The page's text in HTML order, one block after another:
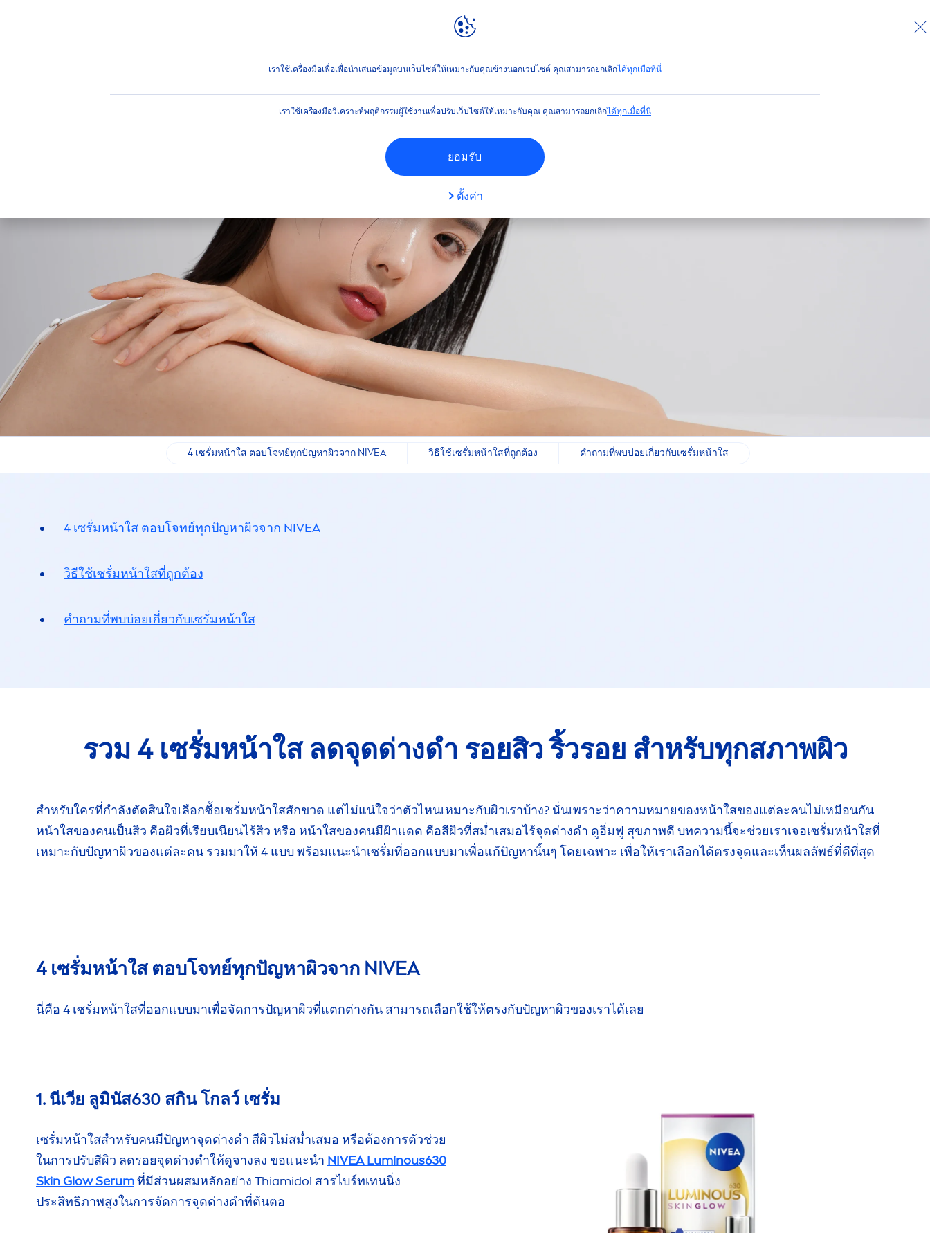
เราใช้เครื่องมือเพื่อเพื่อนำเสนอข้อมูลบนเว็บไซต์ให้เหมาะกับคุณข้างนอกเวปไซต์ คุณสามารถยกเลิกได้ทุกเมื่อที่นี่
เราใช้เครื่องมือวิเคราะห์พฤติกรรมผู้ใช้งานเพื่อปรับเว็บไซต์ให้เหมาะกับคุณ คุณสามารถยกเลิกได้ทุกเมื่อที่นี่
ยอมรับ
ตั้งค่า
รวม 4 เซรั่มหน้าใส ลดจุดด่างดำ รอยสิว ริ้วรอย สำหรับทุกสภาพผิว
4 เซรั่มหน้าใส ตอบโจทย์ทุกปัญหาผิวจาก NIVEA วิธีใช้เซรั่มหน้าใสที่ถูกต้อง คำถามที่พบบ่อยเกี่ยวกับเซรั่มหน้าใส
4 เซรั่มหน้าใส ตอบโจทย์ทุกปัญหาผิวจาก NIVEA
วิธีใช้เซรั่มหน้าใสที่ถูกต้อง
คำถามที่พบบ่อยเกี่ยวกับเซรั่มหน้าใส
รวม 4 เซรั่มหน้าใส ลดจุดด่างดำ รอยสิว ริ้วรอย สำหรับทุกสภาพผิว
สำหรับใครที่กำลังตัดสินใจเลือกซื้อเซรั่มหน้าใสสักขวด แต่ไม่แน่ใจว่าตัวไหนเหมาะกับผิวเราบ้าง? นั่นเพราะว่าความหมายของหน้าใสของแต่ละคนไม่เหมือนกัน
หน้าใสของคนเป็นสิว คือผิวที่เรียบเนียนไร้สิว หรือ หน้าใสของคนมีฝ้าแดด คือสีผิวที่สม่ำเสมอไร้จุดด่างดำ ดูอิ่มฟู สุขภาพดี บทความนี้จะช่วยเราเจอเซรั่มหน้าใสที่
เหมาะกับปัญหาผิวของแต่ละคน รวมมาให้ 4 แบบ พร้อมแนะนำเซรั่มที่ออกแบบมาเพื่อแก้ปัญหานั้นๆ โดยเฉพาะ เพื่อให้เราเลือกได้ตรงจุดและเห็นผลลัพธ์ที่ดีที่สุด
4 เซรั่มหน้าใส ตอบโจทย์ทุกปัญหาผิวจาก NIVEA
นี่คือ 4 เซรั่มหน้าใสที่ออกแบบมาเพื่อจัดการปัญหาผิวที่แตกต่างกัน สามารถเลือกใช้ให้ตรงกับปัญหาผิวของเราได้เลย
1. นีเวีย ลูมินัส630 สกิน โกลว์ เซรั่ม
เซรั่มหน้าใสสำหรับคนมีปัญหาจุดด่างดำ สีผิวไม่สม่ำเสมอ หรือต้องการตัวช่วย
ในการปรับสีผิว ลดรอยจุดด่างดำให้ดูจางลง ขอแนะนำ NIVEA Luminous630
Skin Glow Serumที่มีส่วนผสมหลักอย่าง Thiamidol สารไบร์ทเทนนิ่ง
ประสิทธิภาพสูงในการจัดการจุดด่างดำที่ต้นตอ